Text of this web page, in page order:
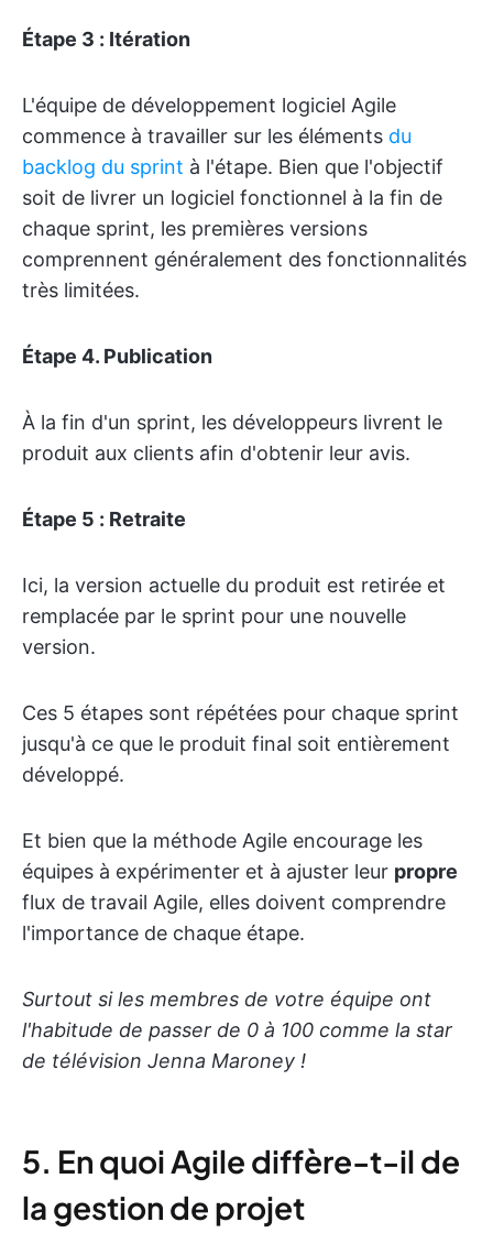
Étape 3 : Itération
L'équipe de développement logiciel Agile
commence à travailler sur les éléments du
backlog du sprint à l'étape. Bien que l'objectif
soit de livrer un logiciel fonctionnel à la fin de
chaque sprint, les premières versions
comprennent généralement des fonctionnalités
très limitées.
Étape 4. Publication
À la fin d'un sprint, les développeurs livrent le
produit aux clients afin d'obtenir leur avis.
Étape 5 : Retraite
Ici, la version actuelle du produit est retirée et
remplacée par le sprint pour une nouvelle
version.
Ces 5 étapes sont répétées pour chaque sprint
jusqu'à ce que le produit final soit entièrement
développé.
Et bien que la méthode Agile encourage les
équipes à expérimenter et à ajuster leur propre
flux de travail Agile, elles doivent comprendre
l'importance de chaque étape.
Surtout si les membres de votre équipe ont
l'habitude de passer de 0 à 100 comme la star
de télévision Jenna Maroney !
5. En quoi Agile diffère-t-il de
la gestion de projet